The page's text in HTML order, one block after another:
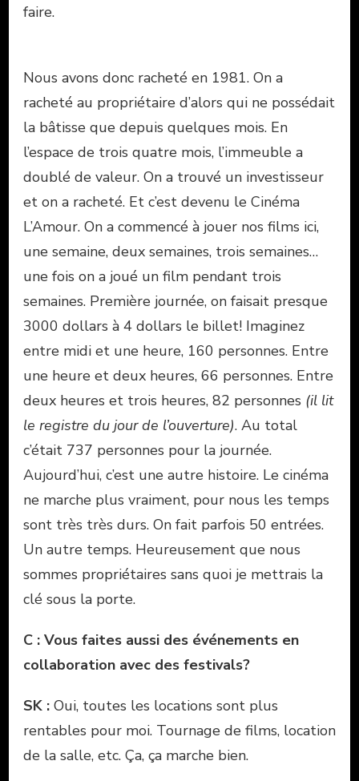
faire.
Nous avons donc racheté en 1981. On a
racheté au propriétaire d’alors qui ne possédait
la bâtisse que depuis quelques mois. En
l’espace de trois quatre mois, l’immeuble a
doublé de valeur. On a trouvé un investisseur
et on a racheté. Et c’est devenu le Cinéma
L’Amour. On a commencé à jouer nos films ici,
une semaine, deux semaines, trois semaines…
une fois on a joué un film pendant trois
semaines. Première journée, on faisait presque
3000 dollars à 4 dollars le billet! Imaginez
entre midi et une heure, 160 personnes. Entre
une heure et deux heures, 66 personnes. Entre
deux heures et trois heures, 82 personnes (il lit
le registre du jour de l’ouverture). Au total
c’était 737 personnes pour la journée.
Aujourd’hui, c’est une autre histoire. Le cinéma
ne marche plus vraiment, pour nous les temps
sont très très durs. On fait parfois 50 entrées.
Un autre temps. Heureusement que nous
sommes propriétaires sans quoi je mettrais la
clé sous la porte.
C : Vous faites aussi des événements en
collaboration avec des festivals?
SK : Oui, toutes les locations sont plus
rentables pour moi. Tournage de films, location
de la salle, etc. Ça, ça marche bien.